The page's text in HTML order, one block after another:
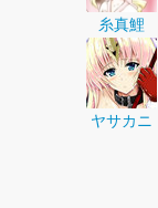
糸真鯉
ヤサカニ